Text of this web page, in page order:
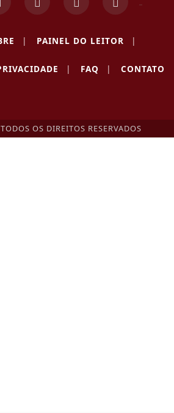
| PAINEL DO LEITOR |
| FAQ | CONTATO
OS DIREITOS RESERVADOS